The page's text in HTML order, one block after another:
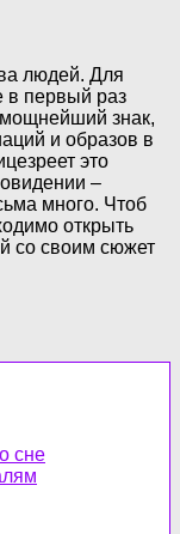
людей. Для
в первый раз
знак,
и образов в
это
–
много. Чтоб
открыть
со своим сюжет
сне